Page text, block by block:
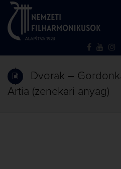
Dvorak –
Artia (zenekari anyag)